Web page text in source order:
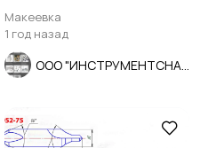
трубчатый, 8-гранный,
длина 60 мм, СССР
Макеевка
1 год назад